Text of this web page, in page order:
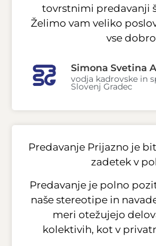
tovrstnimi predavanji
Želimo vam veliko
vse
Simona Svetina
vodja kadrovske in
Slovenj Gradec
Predavanje Prijazno je
zadetek v
Predavanje je polno
naše stereotipe in
meri otežujejo
kolektivih, kot v